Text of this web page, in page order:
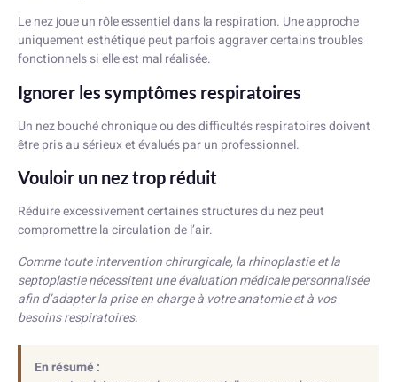
Le nez joue un rôle essentiel dans la respiration. Une approche
uniquement esthétique peut parfois aggraver certains troubles
fonctionnels si elle est mal réalisée.
Ignorer les symptômes respiratoires
Un nez bouché chronique ou des difficultés respiratoires doivent
être pris au sérieux et évalués par un professionnel.
Vouloir un nez trop réduit
Réduire excessivement certaines structures du nez peut
compromettre la circulation de l’air.
Comme toute intervention chirurgicale, la rhinoplastie et la
septoplastie nécessitent une évaluation médicale personnalisée
afin d’adapter la prise en charge à votre anatomie et à vos
besoins respiratoires.
En résumé :